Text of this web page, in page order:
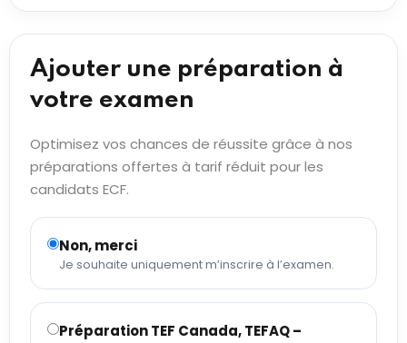
Ajouter une préparation à
votre examen
Optimisez vos chances de réussite grâce à nos
préparations offertes à tarif réduit pour les
candidats ECF.
Non, merci
Je souhaite uniquement m’inscrire à l’examen.
Préparation TEF Canada, TEFAQ –